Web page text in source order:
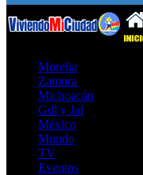
Morelia
Zamora
Michoacán
Gdl y Jal
México
Mundo
TV
Eventos